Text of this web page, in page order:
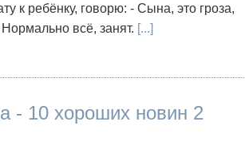
к ребёнку, говорю: - Сына, это гроза,
всё, занят. [...]
- 10 хороших новин 2